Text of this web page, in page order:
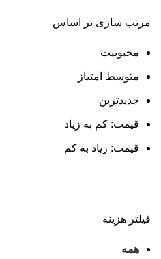
مرتب سازی بر اساس
محبوبیت
متوسط امتیاز
جدیدترین
قیمت: کم به زیاد
قیمت: زیاد به کم
فیلتر هزینه
همه